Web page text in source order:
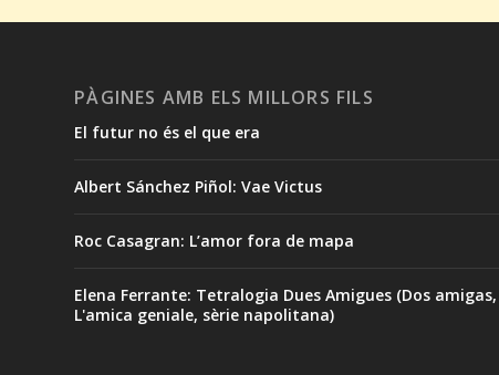
PÀGINES AMB ELS MILLORS FILS
El futur no és el que era
Albert Sánchez Piñol: Vae Victus
Roc Casagran: L’amor fora de mapa
Elena Ferrante: Tetralogia Dues Amigues (Dos amigas,
L'amica geniale, sèrie napolitana)